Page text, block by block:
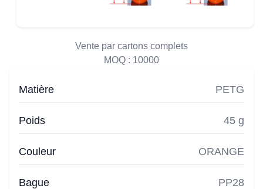
Vente par cartons complets
MOQ : 10000
Matière PETG
Poids 45 g
Couleur ORANGE
Bague PP28